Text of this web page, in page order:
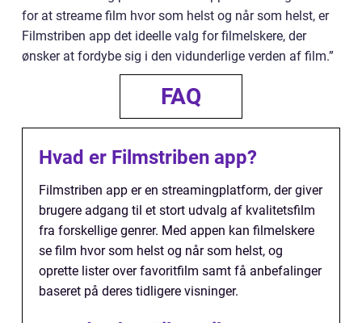
for at streame film hvor som helst og når som helst, er
Filmstriben app det ideelle valg for filmelskere, der
ønsker at fordybe sig i den vidunderlige verden af film.”
FAQ
Hvad er Filmstriben app?
Filmstriben app er en streamingplatform, der giver
brugere adgang til et stort udvalg af kvalitetsfilm
fra forskellige genrer. Med appen kan filmelskere
se film hvor som helst og når som helst, og
oprette lister over favoritfilm samt få anbefalinger
baseret på deres tidligere visninger.